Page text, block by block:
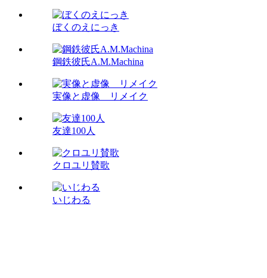
ぼくのえにっき
鋼鉄彼氏A.M.Machina
実像と虚像 リメイク
友達100人
クロユリ賛歌
いじわる